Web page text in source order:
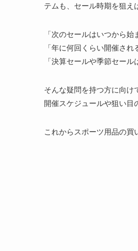
テムも、セール時期を狙え
「次のセールはいつから始
「年に何回くらい開催され
「決算セールや季節セール
そんな疑問を持つ方に向け
開催スケジュールや狙い目
これからスポーツ用品の買